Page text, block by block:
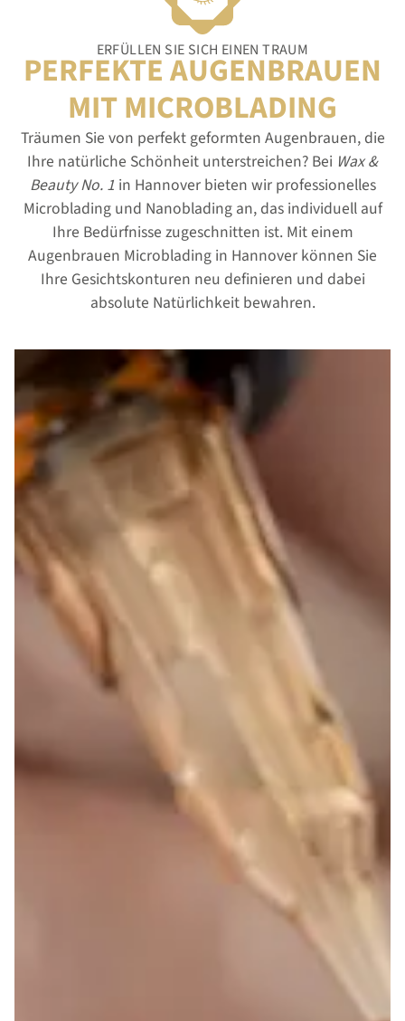
ERFÜLLEN SIE SICH EINEN TRAUM
PERFEKTE AUGENBRAUEN
MIT MICROBLADING
Träumen Sie von perfekt geformten Augenbrauen, die
Ihre natürliche Schönheit unterstreichen? Bei Wax &
Beauty No. 1 in Hannover bieten wir professionelles
Microblading und Nanoblading an, das individuell auf
Ihre Bedürfnisse zugeschnitten ist. Mit einem
Augenbrauen Microblading in Hannover können Sie
Ihre Gesichtskonturen neu definieren und dabei
absolute Natürlichkeit bewahren.